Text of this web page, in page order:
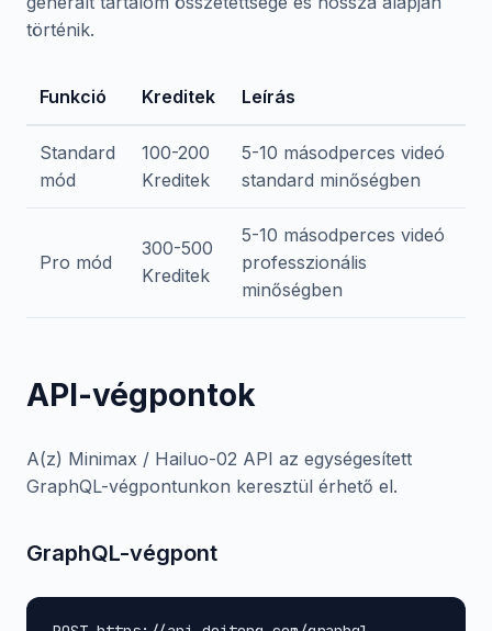
történik.
Funkció Kreditek Leírás
Standard
mód
100-200
Kreditek
5-10 másodperces videó
standard minőségben
Pro mód
300-500
Kreditek
5-10 másodperces videó
professzionális
minőségben
API-végpontok
A(z) Minimax / Hailuo-02 API az egységesített
GraphQL-végpontunkon keresztül érhető el.
GraphQL-végpont